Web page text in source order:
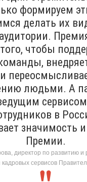
формируем
делать их
чтобы
людьми. А
в
значимость
Премии.
директор по развитию и
сервисов